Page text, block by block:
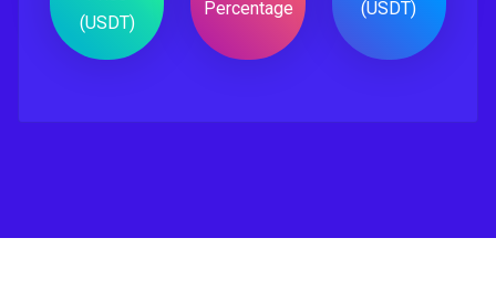
(USDT)
Percentage
(USDT)